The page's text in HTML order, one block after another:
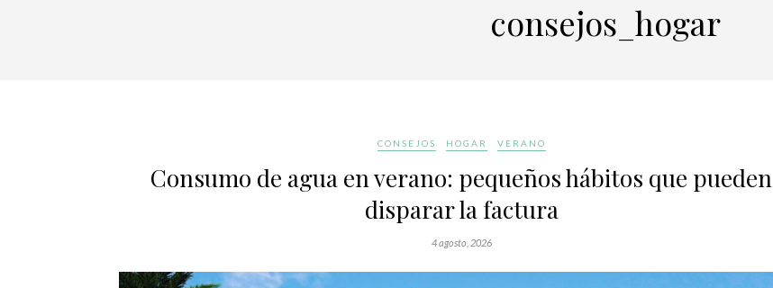
consejos_hogar
CONSEJOS HOGAR VERANO
Consumo de agua en verano: pequeños hábitos que pueden
disparar la factura
4 agosto, 2026